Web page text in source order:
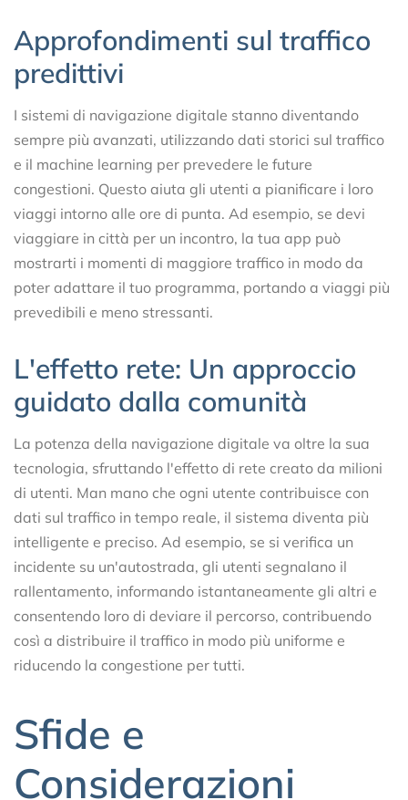
Approfondimenti sul traffico
predittivi
I sistemi di navigazione digitale stanno diventando
sempre più avanzati, utilizzando dati storici sul traffico
e il machine learning per prevedere le future
congestioni. Questo aiuta gli utenti a pianificare i loro
viaggi intorno alle ore di punta. Ad esempio, se devi
viaggiare in città per un incontro, la tua app può
mostrarti i momenti di maggiore traffico in modo da
poter adattare il tuo programma, portando a viaggi più
prevedibili e meno stressanti.
L'effetto rete: Un approccio
guidato dalla comunità
La potenza della navigazione digitale va oltre la sua
tecnologia, sfruttando l'effetto di rete creato da milioni
di utenti. Man mano che ogni utente contribuisce con
dati sul traffico in tempo reale, il sistema diventa più
intelligente e preciso. Ad esempio, se si verifica un
incidente su un'autostrada, gli utenti segnalano il
rallentamento, informando istantaneamente gli altri e
consentendo loro di deviare il percorso, contribuendo
così a distribuire il traffico in modo più uniforme e
riducendo la congestione per tutti.
Sfide e
Considerazioni